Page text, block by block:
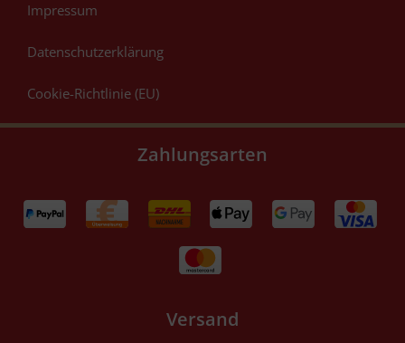
Impressum
Datenschutzerklärung
Cookie-Richtlinie (EU)
Zahlungsarten
Versand